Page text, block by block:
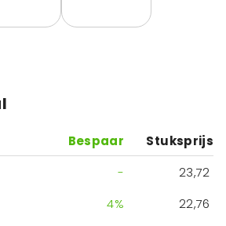
Bespaar
Stuksprijs
-
23,72
4%
22,76